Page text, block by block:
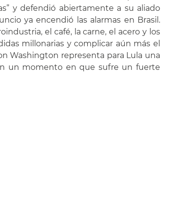
y defendió abiertamente a su aliado
ya encendió las alarmas en Brasil.
el café, la carne, el acero y los
millonarias y complicar aún más el
Washington representa para Lula una
un momento en que sufre un fuerte